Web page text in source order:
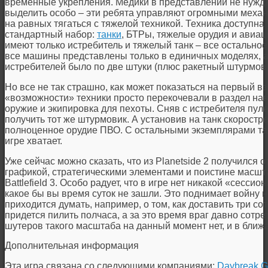
временные укрепления. Медики в представлении не
выделить особо – эти ребята управляют огромными
на равных тягаться с тяжелой техникой. Техника
стандартный набор: танки, БТРы, тяжелые орудия и
имеют только истребитель и тяжелый танк – все
все машины представлены только в единичных моделях,
истребителей было по две штуки (плюс ракетный
Но все не так страшно, как может показаться на первый
«возможности» техники просто перекочевали в раздел
оружие и экипировка для пехоты. Сняв с истребителя
получить тот же штурмовик. А установив на танк
полноценное орудие ПВО. С остальными экземплярами та
игре хватает.
Уже сейчас можно сказать, что из Planetside 2 получился
графикой, стратегическими элементами и поистине
Battlefield 3. Особо радует, что в игре нет никакой
какое бы вы время суток не зашли. Это поднимает войну
приходится думать, например, о том, как доставить три
придется пилить полчаса, а за это время враг давно
шутеров такого масштаба на данный момент нет, и в
Дополнительная информация
Эта игра связана со следующими компаниями: Daybreak